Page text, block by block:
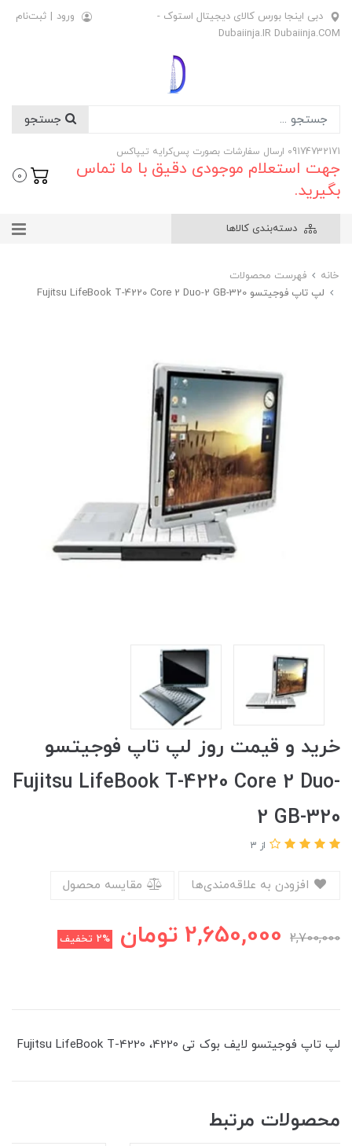
دبی اینجا بورس کالای دیجیتال استوک -
Dubaiinja.IR Dubaiinja.COM
ورود | ثبت‌نام
09174732171 ارسال سفارشات بصورت پس‌کرایه تیپاکس
جهت استعلام موجودی دقیق با ما تماس
بگیرید.
0
دسته‌بندی کالاها
خانه
فهرست محصولات
لپ تاپ فوجیتسو Fujitsu LifeBook T-4220 Core 2 Duo-2 GB-320
خرید و قیمت روز لپ تاپ فوجیتسو
Fujitsu LifeBook T-4220 Core 2 Duo-
2 GB-320
از 3
مقایسه محصول
2,700,000
2,650,000 تومان 2% تخفیف
لپ تاپ فوجیتسو لایف بوک تی 4220، Fujitsu LifeBook T-4220
محصولات مرتبط